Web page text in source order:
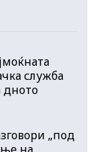
служба
дното
„под